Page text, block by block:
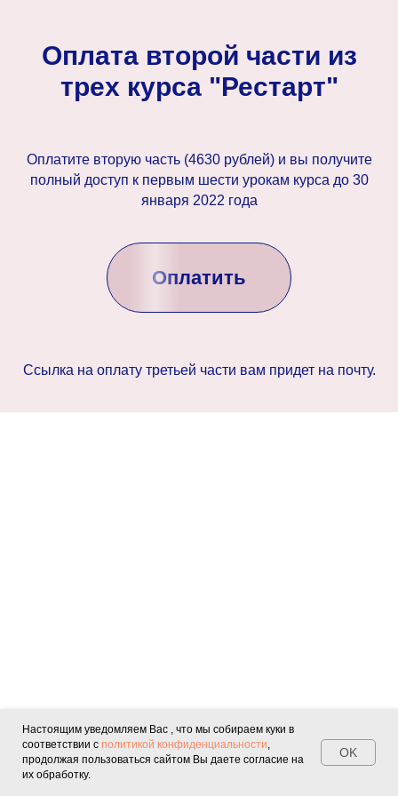
Оплата второй части из
трех курса "Рестарт"
Оплатите вторую часть (4630 рублей) и вы получите
полный доступ к первым шести урокам курса до 30
января 2022 года
Оплатить
Ссылка на оплату третьей части вам придет на почту.
Настоящим уведомляем Вас , что мы собираем куки в
соответствии с политикой конфиденциальности,
продолжая пользоваться сайтом Вы даете согласие на
их обработку.
OK